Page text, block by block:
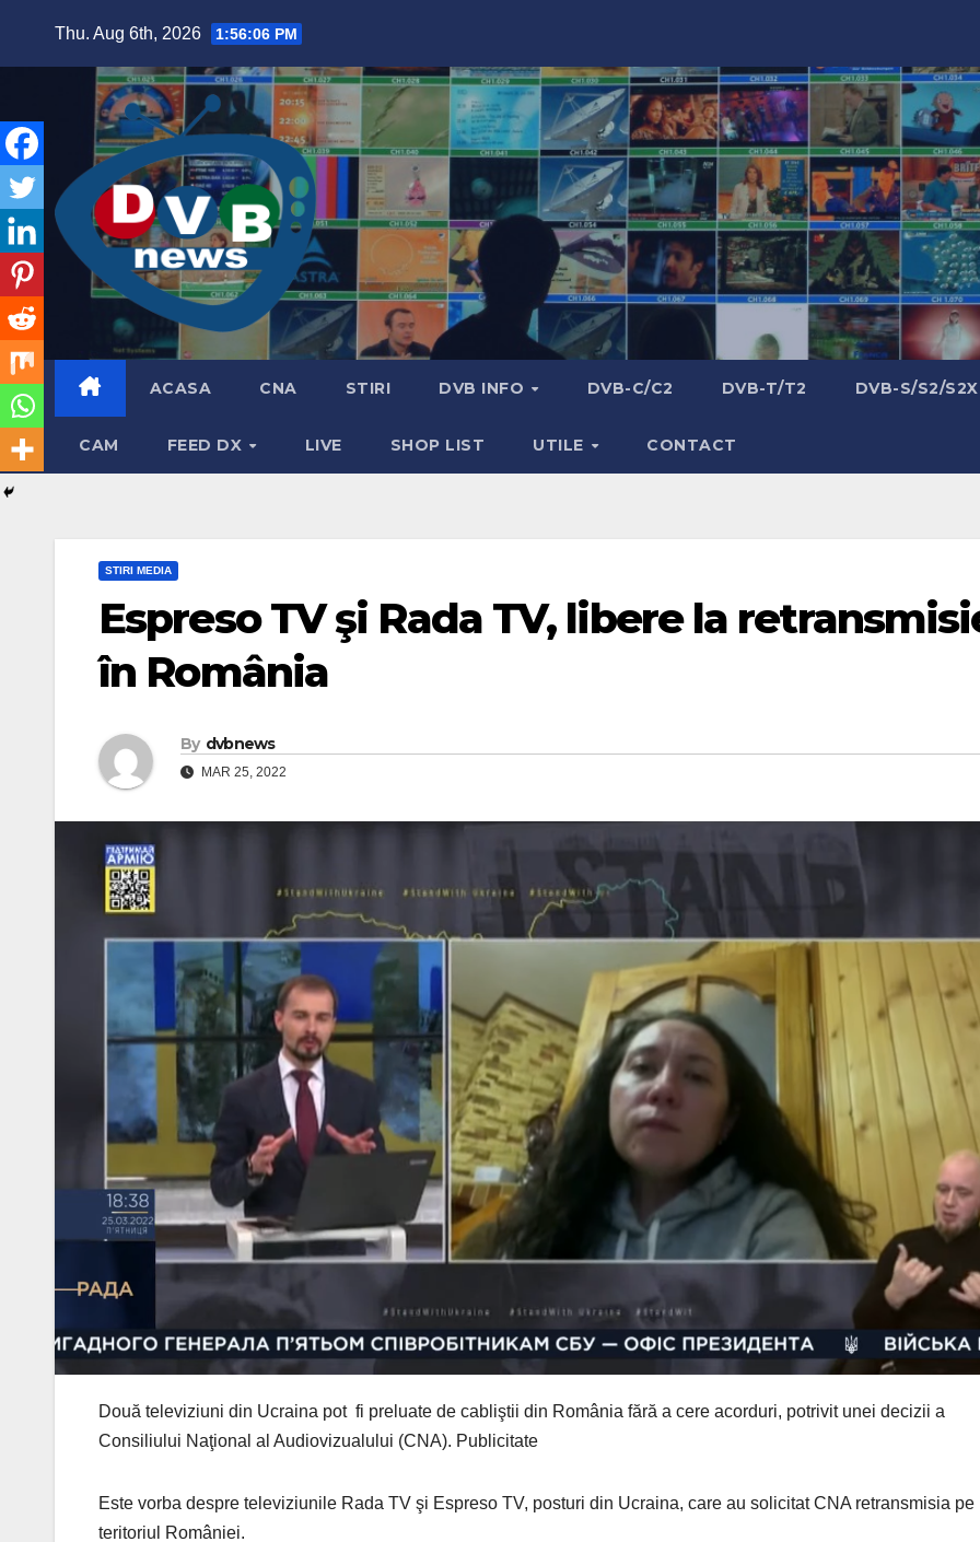
Thu. Aug 6th, 2026 1:56:08 PM
ACASA CNA STIRI DVB INFO DVB-C/C2 DVB-T/T2 DVB-S/S2/S2X
CAM FEED DX LIVE SHOP LIST UTILE CONTACT
STIRI MEDIA
Espreso TV şi Rada TV, libere la
în România
By dvbnews
MAR 25, 2022
Două televiziuni din Ucraina pot fi preluate de cabliştii din România fără a cere acorduri, potrivit unei decizii a
Consiliului Naţional al Audiovizualului (CNA). Publicitate
Este vorba despre televiziunile Rada TV şi Espreso TV, posturi din Ucraina, care au solicitat CNA retransmisia pe
teritoriul României.